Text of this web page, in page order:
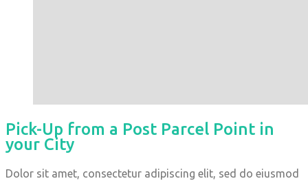
Pick-Up from a Post Parcel Point in
your City
Dolor sit amet, consectetur adipiscing elit, sed do eiusmod